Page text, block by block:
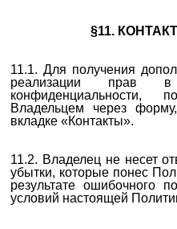
§11.
11.1. Для получения
реализации прав в
конфиденциальности,
Владельцем через
вкладке «Контакты».
11.2. Владелец не несет
убытки, которые понес
результате ошибочного
условий настоящей